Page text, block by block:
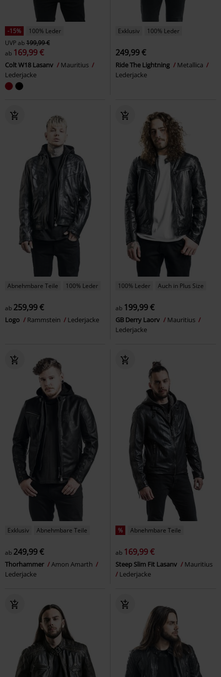
-15%
100% Leder
UVPab199,99 €
ab 169,99 €
Colt W18 Lasanv
Mauritius
Lederjacke
Exklusiv 100% Leder
249,99 €
Ride The Lightning
Metallica
Lederjacke
Abnehmbare Teile 100% Leder
ab 259,99 €
Logo Rammstein Lederjacke
100% Leder Auch in Plus Size
ab 199,99 €
GB Derry Laorv
Mauritius
Lederjacke
Exklusiv Abnehmbare Teile
ab 249,99 €
Thorhammer
Amon Amarth
Lederjacke
% Abnehmbare Teile
ab 169,99 €
Steep Slim Fit Lasanv
Mauritius
Lederjacke